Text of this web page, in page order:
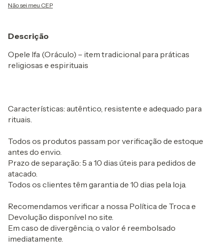
Não sei meu CEP
Descrição
Opele Ifa (Oráculo) – item tradicional para práticas
religiosas e espirituais
Características: autêntico, resistente e adequado para
rituais.
Todos os produtos passam por verificação de estoque
antes do envio.
Prazo de separação: 5 a 10 dias úteis para pedidos de
atacado.
Todos os clientes têm garantia de 10 dias pela loja.
Recomendamos verificar a nossa Política de Troca e
Devolução disponível no site.
Em caso de divergência, o valor é reembolsado
imediatamente.